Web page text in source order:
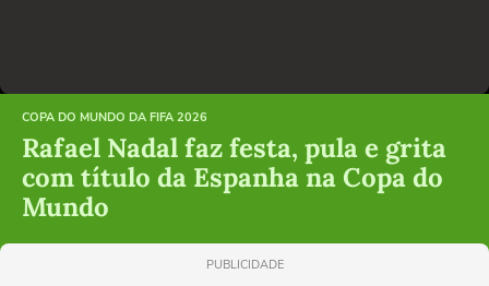
COPA DO MUNDO DA FIFA 2026
Rafael Nadal faz festa, pula e grita
com título da Espanha na Copa do
Mundo
PUBLICIDADE